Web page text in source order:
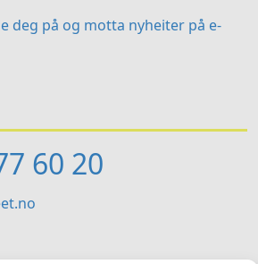
deg på og motta nyheiter på e-
60 20